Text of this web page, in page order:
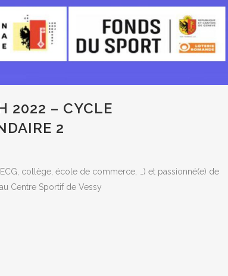
2022 – CYCLE
2
collège, école de commerce, …) et passionné(e) de
Centre Sportif de Vessy